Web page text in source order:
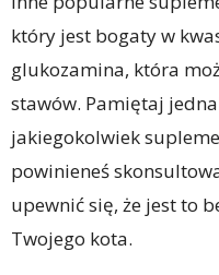
który jest bogaty w
glukozamina, która
stawów. Pamiętaj
jakiegokolwiek
powinieneś
upewnić się, że jest to
Twojego kota.